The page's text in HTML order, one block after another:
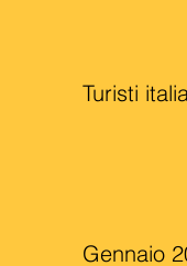
Turisti
Gennaio